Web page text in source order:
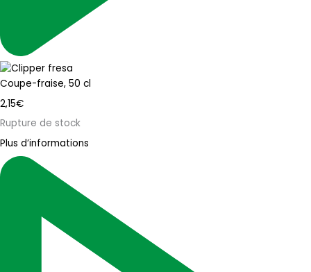
Coupe-fraise, 50 cl
2,15€
Rupture de stock
Plus d’informations